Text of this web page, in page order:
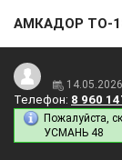
АМКАДОР ТО-
Телефон: 8 960
Пожалуйста,
УСМАНЬ 48